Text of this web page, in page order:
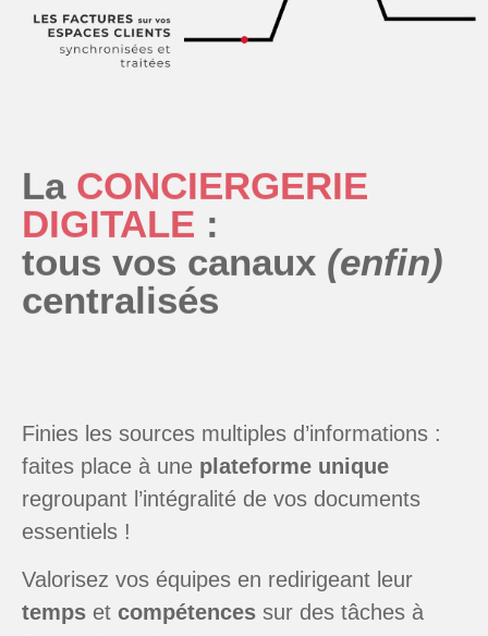
DIGITALE:
tous vos canaux
centralisés
Finies les sources multiples d’informations :
Valorisez vos équipes en redirigeant leur
tempsetcompétencessur des tâches à
forte valeur ajoutée.
Simple, intuitive : laConciergerie Digitale
est un concentré d’innovation et de